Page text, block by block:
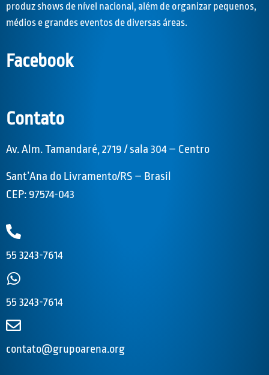
produz shows de nível nacional, além de organizar pequenos,
médios e grandes eventos de diversas áreas.
Facebook
Contato
Av. Alm. Tamandaré, 2719 / sala 304 – Centro
Sant’Ana do Livramento/RS – Brasil
CEP: 97574-043
55 3243-7614
55 3243-7614
contato@grupoarena.org